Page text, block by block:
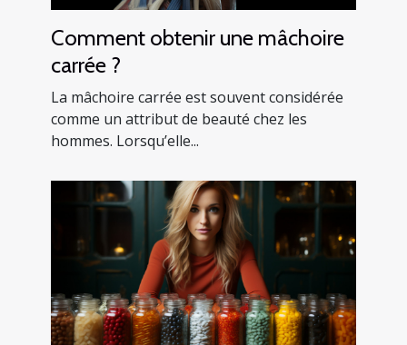
Comment obtenir une mâchoire
carrée ?
La mâchoire carrée est souvent considérée
comme un attribut de beauté chez les
hommes. Lorsqu’elle...